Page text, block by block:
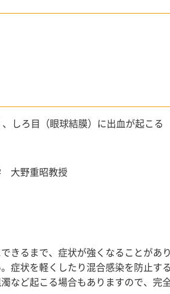
しろ目（眼球結膜）に出血が起こる
大野重昭教授
きるまで、症状が強くなることがあ
症状を軽くしたり混合感染を防止す
など起こる場合もありますので、完